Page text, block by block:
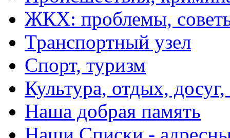
ЖКХ: проблемы,
Транспортный узел
Спорт, туризм
Культура, отдых,
Наша добрая память